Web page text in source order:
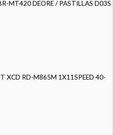
MT420 DEORE / PASTILLAS D03S
XCD RD-M865M 1X11SPEED 40-